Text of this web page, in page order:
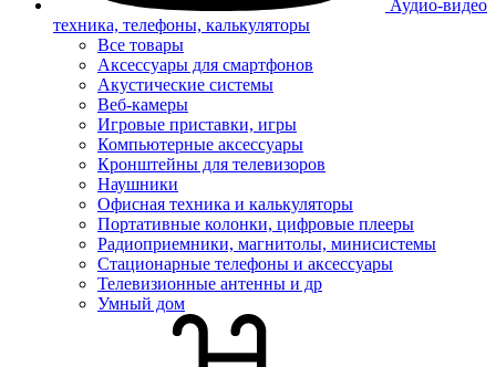
Аудио-видео
техника, телефоны, калькуляторы
Все товары
Аксессуары для смартфонов
Акустические системы
Веб-камеры
Игровые приставки, игры
Компьютерные аксессуары
Кронштейны для телевизоров
Наушники
Офисная техника и калькуляторы
Портативные колонки, цифровые плееры
Радиоприемники, магнитолы, минисистемы
Стационарные телефоны и аксессуары
Телевизионные антенны и др
Умный дом